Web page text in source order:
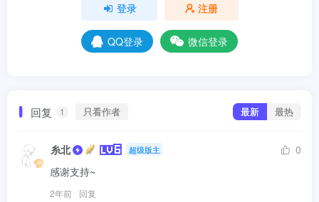
登录 注册
QQ登录 微信登录
回复 1 只看作者 最新 最热
糸北 超级版主
0
感谢支持~
2年前 回复